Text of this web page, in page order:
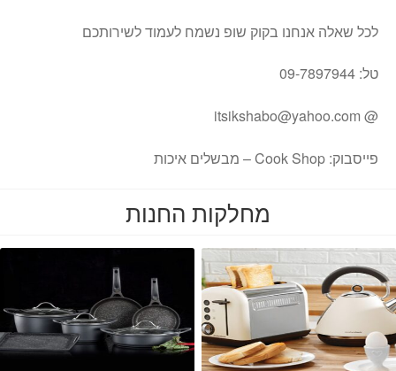
לכל שאלה אנחנו בקוק שופ נשמח לעמוד לשירותכם
טל: 09-7897944
@
itsikshabo@yahoo.com
פייסבוק: Cook Shop – מבשלים איכות
מחלקות החנות